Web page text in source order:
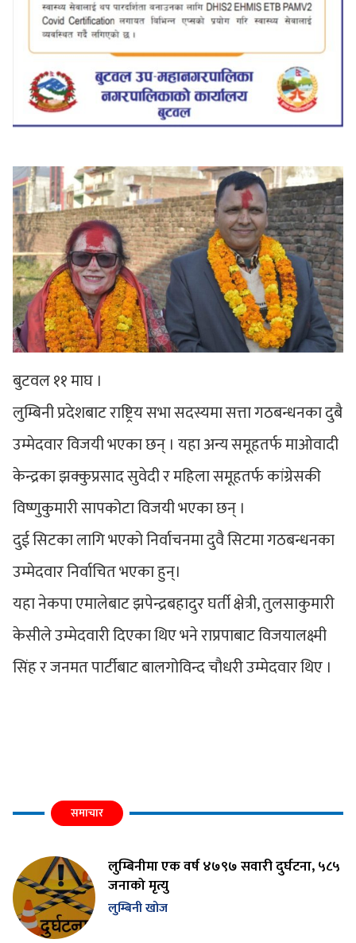
बुटवल ११ माघ ।
लुम्बिनी प्रदेशबाट राष्ट्रिय सभा सदस्यमा सत्ता गठबन्धनका दुबै
उम्मेदवार विजयी भएका छन् । यहा अन्य समूहतर्फ माओवादी
केन्द्रका झक्कुप्रसाद सुवेदी र महिला समूहतर्फ कांग्रेसकी
विष्णुकुमारी सापकोटा विजयी भएका छन् ।
दुई सिटका लागि भएको निर्वाचनमा दुवै सिटमा गठबन्धनका
उम्मेदवार निर्वाचित भएका हुन्।
यहा नेकपा एमालेबाट झपेन्द्रबहादुर घर्ती क्षेत्री, तुलसाकुमारी
केसीले उम्मेदवारी दिएका थिए भने राप्रपाबाट विजयालक्ष्मी
सिंह र जनमत पार्टीबाट बालगोविन्द चौधरी उम्मेदवार थिए ।
समाचार
लुम्बिनीमा एक वर्ष ४७९७ सवारी दुर्घटना, ५८५
जनाको मृत्यु
लुम्बिनी खोज